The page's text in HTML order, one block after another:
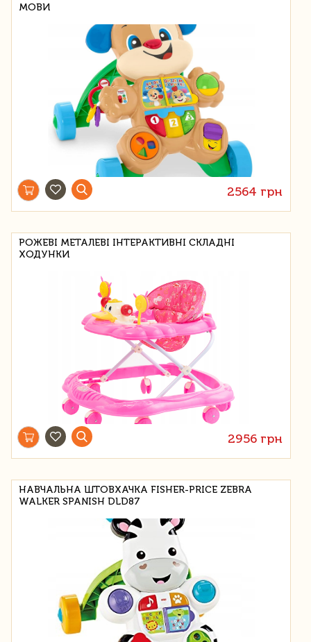
МОВИ
2564 грн
РОЖЕВІ МЕТАЛЕВІ ІНТЕРАКТИВНІ СКЛАДНІ
ХОДУНКИ
2956 грн
НАВЧАЛЬНА ШТОВХАЧКА FISHER-PRICE ZEBRA
WALKER SPANISH DLD87